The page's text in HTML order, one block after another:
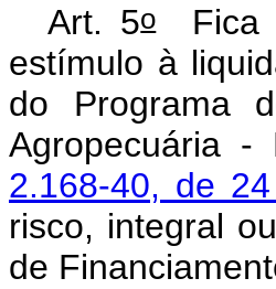
Art. 5oFica
estímulo à
do Programa
Agropecuária
2.168-40, de
risco, integral
de